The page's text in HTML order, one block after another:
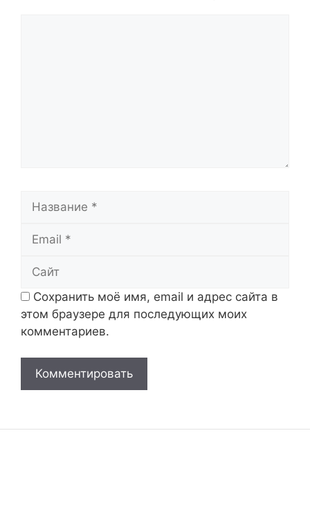
Сохранить моё имя, email и адрес сайта в
этом браузере для последующих моих
комментариев.